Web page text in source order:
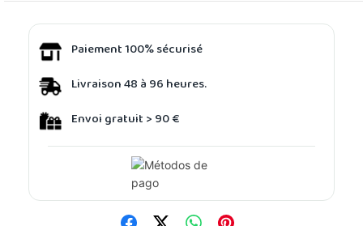
Paiement 100% sécurisé
Livraison 48 à 96 heures.
Envoi gratuit > 90 €